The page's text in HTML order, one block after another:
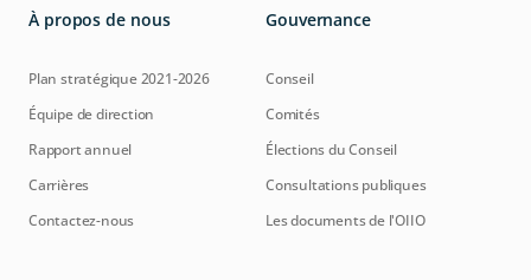
À propos de nous
Plan stratégique 2021-2026
Équipe de direction
Rapport annuel
Carrières
Contactez-nous
Gouvernance
Conseil
Comités
Élections du Conseil
Consultations publiques
Les documents de l'OIIO